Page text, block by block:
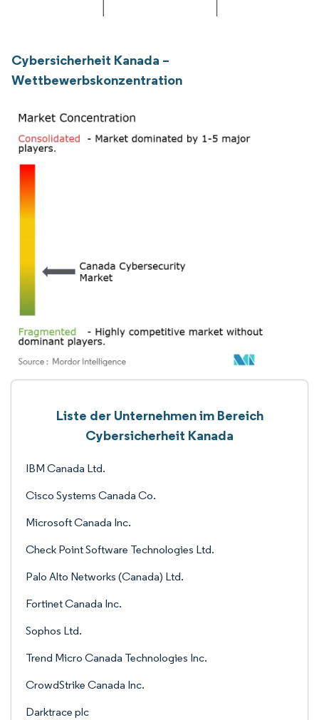
Cybersicherheit Kanada –
Wettbewerbskonzentration
Liste der Unternehmen im Bereich
Cybersicherheit Kanada
IBM Canada Ltd.
Cisco Systems Canada Co.
Microsoft Canada Inc.
Check Point Software Technologies Ltd.
Palo Alto Networks (Canada) Ltd.
Fortinet Canada Inc.
Sophos Ltd.
Trend Micro Canada Technologies Inc.
CrowdStrike Canada Inc.
Darktrace plc